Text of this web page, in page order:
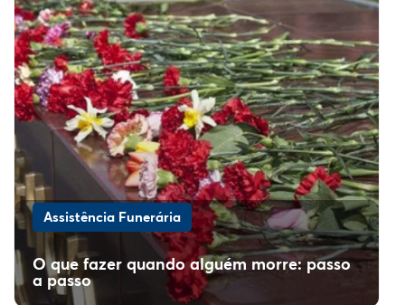
Assistência Funerária
O que fazer quando alguém morre: passo
a passo